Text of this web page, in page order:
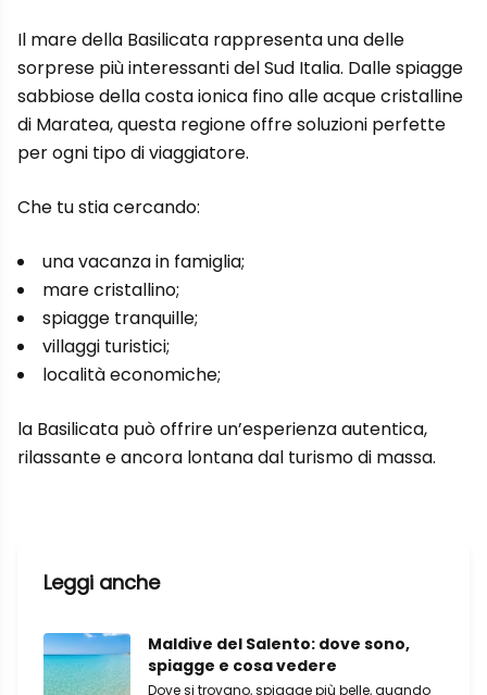
Il mare della Basilicata rappresenta una delle
sorprese più interessanti del Sud Italia. Dalle spiagge
sabbiose della costa ionica fino alle acque cristalline
di Maratea, questa regione offre soluzioni perfette
per ogni tipo di viaggiatore.
Che tu stia cercando:
una vacanza in famiglia;
mare cristallino;
spiagge tranquille;
villaggi turistici;
località economiche;
la Basilicata può offrire un’esperienza autentica,
rilassante e ancora lontana dal turismo di massa.
Leggi anche
Maldive del Salento: dove sono,
spiagge e cosa vedere
Dove si trovano, spiagge più belle, quando